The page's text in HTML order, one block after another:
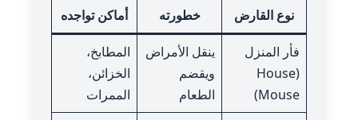
نوع القارض خطورته أماكن تواجده
فأر المنزل
(House
Mouse)
ينقل الأمراض
ويقضم
الطعام
المطابخ،
الخزائن،
الممرات